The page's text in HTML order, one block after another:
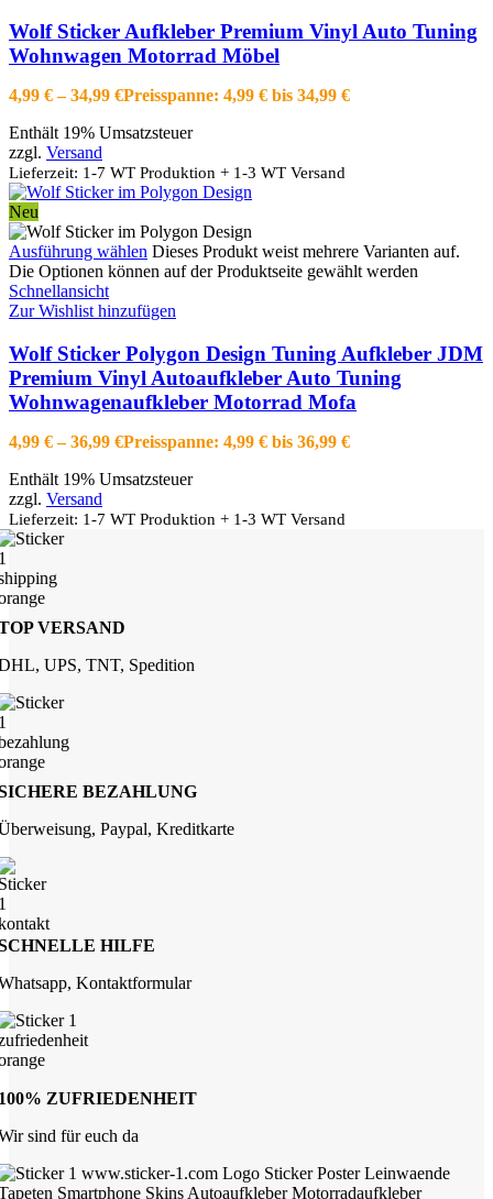
Wolf Sticker Aufkleber Premium Vinyl Auto Tuning
Wohnwagen Motorrad Möbel
4,99 € –34,99 €Preisspanne: 4,99 € bis 34,99 €
Enthält 19% Umsatzsteuer
zzgl. Versand
Lieferzeit: 1-7 WT Produktion + 1-3 WT Versand
Neu
Ausführung wählen Dieses Produkt weist mehrere Varianten auf.
Die Optionen können auf der Produktseite gewählt werden
Schnellansicht
Zur Wishlist hinzufügen
Wolf Sticker Polygon Design Tuning Aufkleber JDM
Premium Vinyl Autoaufkleber Auto Tuning
Wohnwagenaufkleber Motorrad Mofa
4,99 € –36,99 €Preisspanne: 4,99 € bis 36,99 €
Enthält 19% Umsatzsteuer
zzgl. Versand
Lieferzeit: 1-7 WT Produktion + 1-3 WT Versand
VERSAND
UPS, TNT, Spedition
BEZAHLUNG
Paypal, Kreditkarte
HILFE
Kontaktformular
ZUFRIEDENHEIT
sind für euch da